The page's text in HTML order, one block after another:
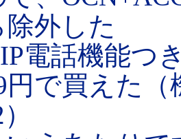
外した
電話機能つ
円で買えた